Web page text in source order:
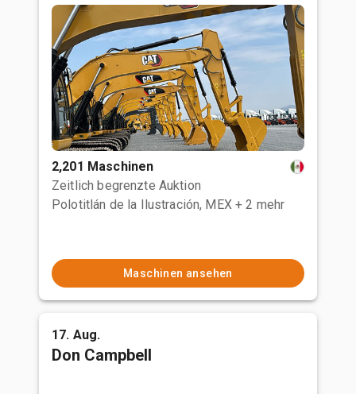
2,201 Maschinen
Zeitlich begrenzte Auktion
Polotitlán de la Ilustración, MEX + 2 mehr
Maschinen ansehen
17. Aug.
Don Campbell